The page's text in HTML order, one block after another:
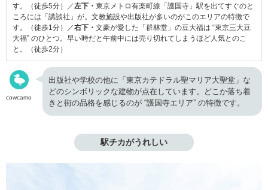
す。（徒歩5分）／左下・ 東京メトロ有楽町線「護国寺」駅を出てすぐのと
ころには「講談社」が。文教施設や出版社が多いのがこのエリアの特徴で
す。（徒歩1分）／右下・ 文豪が愛した「群林堂」の豆大福は “東京三大豆
大福” のひとつ。早い時だと午前中には売り切れてしまうほど人気とのこ
と。（徒歩2分）
cowcamo
出版社や学校の他に「東京カテドラル聖マリア大聖堂」な
どのシンボリックな建物が点在しています。どこか落ち着
きと街の品格を感じるのが “護国寺エリア” の特徴です。
駅チカがうれしい